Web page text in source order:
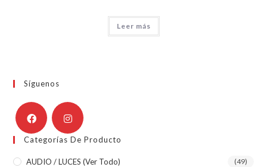
Leer más
Síguenos
Categorías De Producto
AUDIO / LUCES (ver Todo) (49)